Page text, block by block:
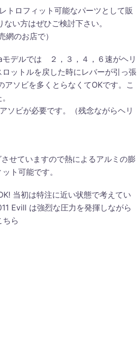
トロフィット可能なパーツとして販
い方はぜひご検討下さい。
のお店で）
モデルでは ２，３，４，６速がヘリ
ットルを戻した時にレバーが引っ張
ソビを多くとらなくてOKです。こ
ソビが必要です。（残念ながらヘリ
せていますので熱によるアルミの膨
ト可能です。
当初は特注に近い状態で考えてい
Evill は強烈な圧力を発揮しながら
ちら